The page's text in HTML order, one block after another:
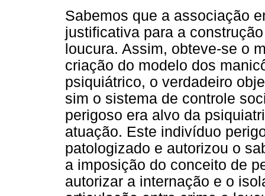
Sabemos que a associação
justificativa para a
loucura. Assim, obteve-se o
criação do modelo dos
psiquiátrico, o verdadeiro
sim o sistema de controle
perigoso era alvo da
atuação. Este indivíduo
patologizado e autorizou o
a imposição do conceito de
autorizar a internação e o